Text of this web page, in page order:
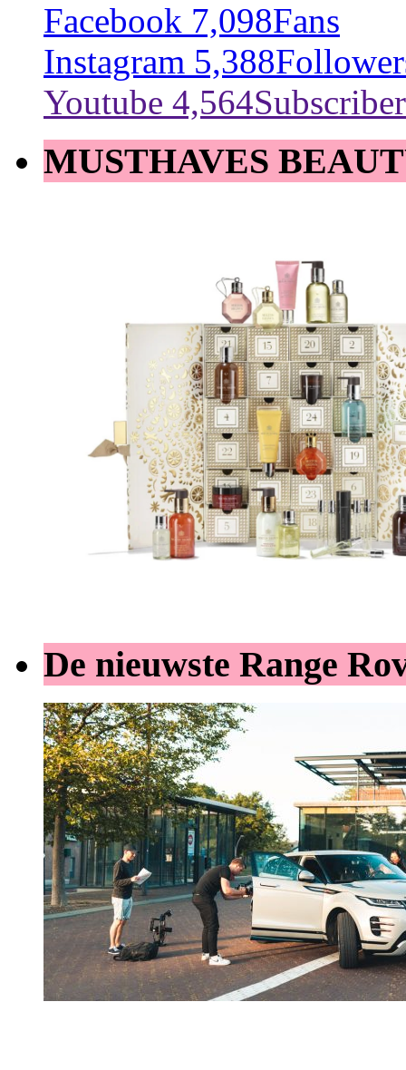
Facebook 7,098Fans
Instagram 5,388
Youtube 4,564Subscriber
MUSTHAVES
De nieuwste Range